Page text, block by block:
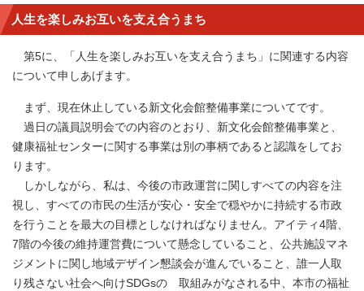
人生を楽しみお互いを支え合うまち
第5に、「人生を楽しみお互いを支え合うまち」に関連する内容
について申しあげます。
まず、現在休止している新文化会館整備事業についてです。
過日の議員説明会での内容のとおり、新文化会館整備事業と、
健康福祉センターに関する事業は別の事柄であると認識をしてお
ります。
しかしながら、私は、今後の市政運営に関しすべての内容を注
視し、すべての市民の生活が安心・安全で穏やかに持続する市政
を行うことを最大の目標としなければなりません。アイティ4階、
7階の今後の維持運営費について懸念していること、公共施設マネ
ジメントに関し地域デザイン懇談会が進んでいること、誰一人取
り残さない社会へ向けSDGsの 取組みがなされる中、本市の福祉